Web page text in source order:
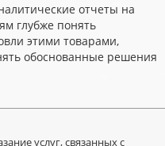
отчеты на
глубже понять
этими товарами,
обоснованные решения
услуг, связанных с